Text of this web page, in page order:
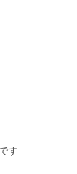
す